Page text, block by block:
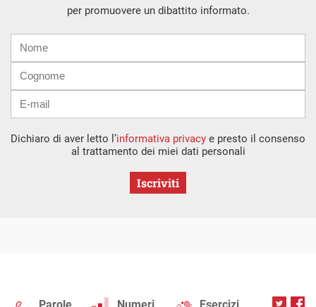
per promuovere un dibattito informato.
mail
Dichiaro di aver letto l’informativa privacy e presto il consenso
al trattamento dei miei dati personali
Iscriviti
Parole Numeri Esercizi